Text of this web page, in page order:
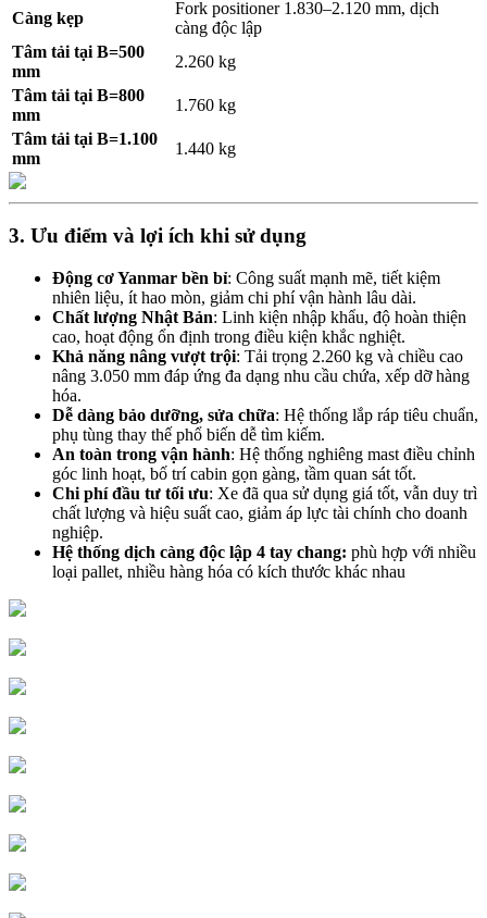
Càng kẹp
Fork positioner 1.830–2.120 mm, dịch
càng độc lập
Tâm tải tại B=500
mm
2.260 kg
Tâm tải tại B=800
mm
1.760 kg
Tâm tải tại B=1.100
mm
1.440 kg
3. Ưu điểm và lợi ích khi sử dụng
Động cơ Yanmar bền bỉ: Công suất mạnh mẽ, tiết kiệm
nhiên liệu, ít hao mòn, giảm chi phí vận hành lâu dài.
Chất lượng Nhật Bản: Linh kiện nhập khẩu, độ hoàn thiện
cao, hoạt động ổn định trong điều kiện khắc nghiệt.
Khả năng nâng vượt trội: Tải trọng 2.260 kg và chiều cao
nâng 3.050 mm đáp ứng đa dạng nhu cầu chứa, xếp dỡ hàng
hóa.
Dễ dàng bảo dưỡng, sửa chữa: Hệ thống lắp ráp tiêu chuẩn,
phụ tùng thay thế phổ biến dễ tìm kiếm.
An toàn trong vận hành: Hệ thống nghiêng mast điều chỉnh
góc linh hoạt, bố trí cabin gọn gàng, tầm quan sát tốt.
Chi phí đầu tư tối ưu: Xe đã qua sử dụng giá tốt, vẫn duy trì
chất lượng và hiệu suất cao, giảm áp lực tài chính cho doanh
nghiệp.
Hệ thống dịch càng độc lập 4 tay chang: phù hợp với nhiều
loại pallet, nhiều hàng hóa có kích thước khác nhau